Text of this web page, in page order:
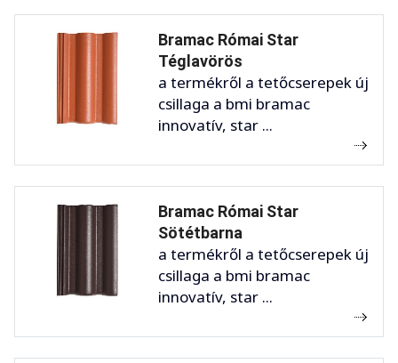
Bramac Római Star
Téglavörös
a termékről a tetőcserepek új
csillaga a bmi bramac
innovatív, star ...
Bramac Római Star
Sötétbarna
a termékről a tetőcserepek új
csillaga a bmi bramac
innovatív, star ...